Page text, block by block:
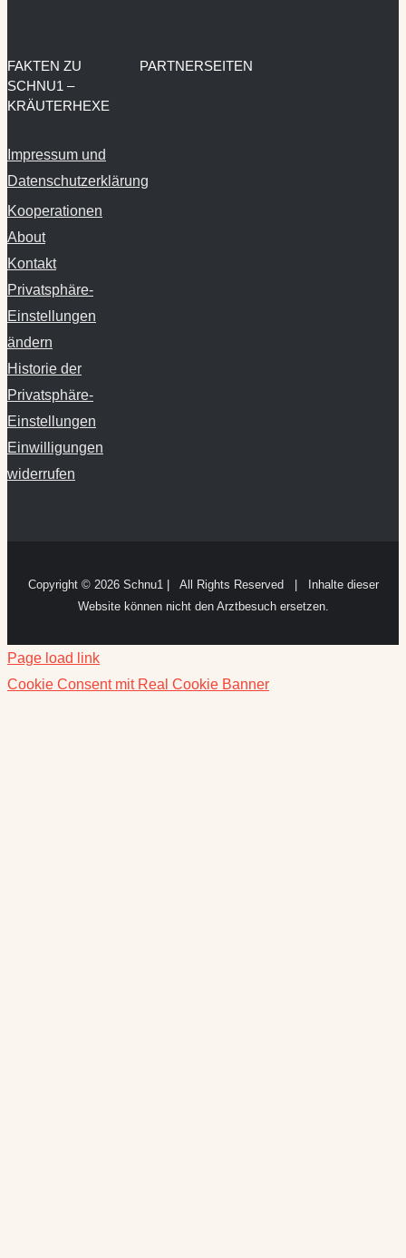
FAKTEN ZU
SCHNU1 –
KRÄUTERHEXE
Impressum und
Datenschutzerklärung
Kooperationen
About
Kontakt
Privatsphäre-
Einstellungen
ändern
Historie der
Privatsphäre-
Einstellungen
Einwilligungen
widerrufen
PARTNERSEITEN
Copyright © 2026 Schnu1 | All Rights Reserved | Inhalte dieser
Website können nicht den Arztbesuch ersetzen.
Page load link
Cookie Consent mit Real Cookie Banner